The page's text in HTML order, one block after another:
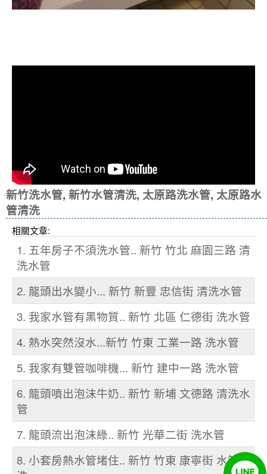
新竹洗水管, 新竹水管清洗, 太原路洗水管, 太原路水
管清洗
相關文章:
1. 五年房子不須洗水管.. 新竹 竹北 麻園三路 清
洗水管
2. 龍頭出水變小... 新竹 新豐 忠信街 清洗水管
3. 我家水管有黑物質.. 新竹 北區 仁德街 洗水管
4. 熱水突然沒水...新竹 竹東 工業一路 洗水管
5. 我家有雙管咖啡機... 新竹 建中一路 洗水管
6. 龍頭噴出泡沫牛奶.. 新竹 新埔 文德路 清洗水
管
7. 龍頭流出泡沫綠.. 新竹 光華二街 洗水管
8. 小套房熱水管堵住.. 新竹 竹東 康寧街 水管清